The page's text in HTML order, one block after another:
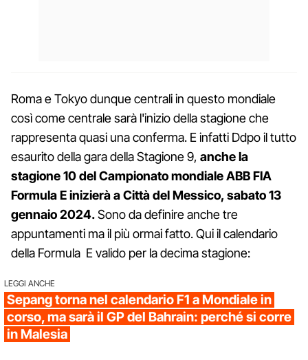
Roma e Tokyo dunque centrali in questo mondiale
così come centrale sarà l'inizio della stagione che
rappresenta quasi una conferma. E infatti Ddpo il tutto
esaurito della gara della Stagione 9, anche la
stagione 10 del Campionato mondiale ABB FIA
Formula E inizierà a Città del Messico, sabato 13
gennaio 2024.Sono da definire anche tre
appuntamenti ma il più ormai fatto. Qui il calendario
della Formula E valido per la decima stagione:
LEGGI ANCHE
Sepang torna nel calendario F1 a Mondiale in
corso, ma sarà il GP del Bahrain: perché si corre
in Malesia